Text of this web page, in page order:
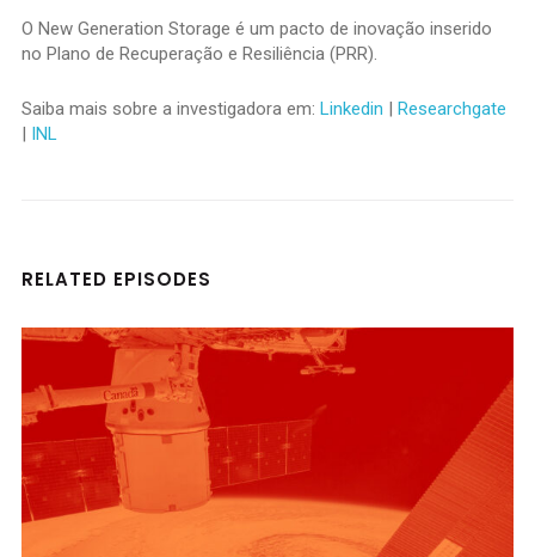
O New Generation Storage é um pacto de inovação inserido
no Plano de Recuperação e Resiliência (PRR).
Saiba mais sobre a investigadora em: Linkedin
Researchgate
INL
RELATED EPISODES